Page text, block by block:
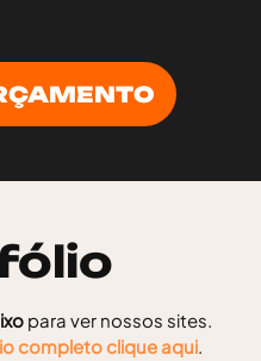
para ver nossos sites.
completoclique aqui.